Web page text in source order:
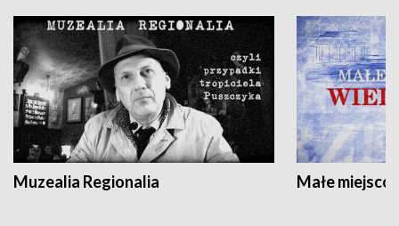
Muzealia Regionalia Małe